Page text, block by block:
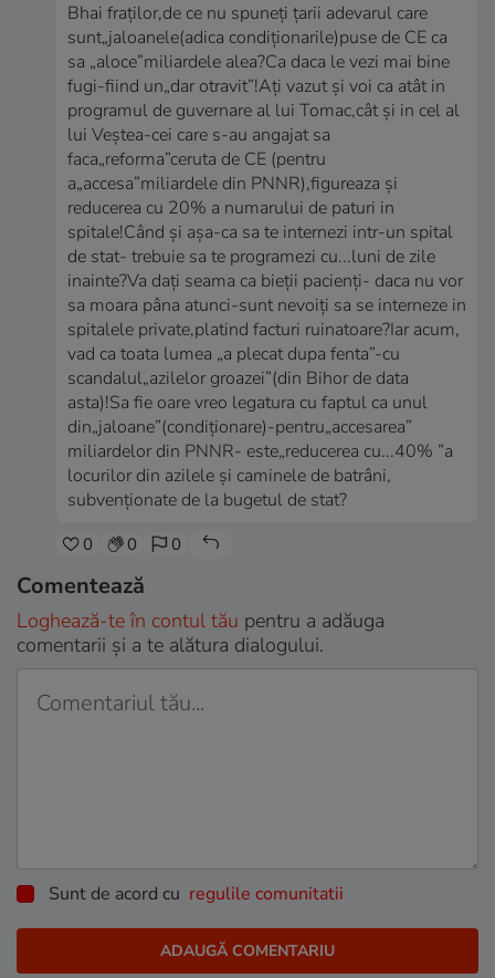
Bhai fraților,de ce nu spuneți țarii adevarul care
sunt„jaloanele(adica condiționarile)puse de CE ca
sa „aloce”miliardele alea?Ca daca le vezi mai bine
fugi-fiind un„dar otravit”!Ați vazut și voi ca atât in
programul de guvernare al lui Tomac,cât și in cel al
lui Veștea-cei care s-au angajat sa
faca„reforma”ceruta de CE (pentru
a„accesa”miliardele din PNNR),figureaza și
reducerea cu 20% a numarului de paturi in
spitale!Când și așa-ca sa te internezi intr-un spital
de stat- trebuie sa te programezi cu...luni de zile
inainte?Va dați seama ca bieții pacienți- daca nu vor
sa moara pâna atunci-sunt nevoiți sa se interneze in
spitalele private,platind facturi ruinatoare?Iar acum,
vad ca toata lumea „a plecat dupa fenta”-cu
scandalul„azilelor groazei”(din Bihor de data
asta)!Sa fie oare vreo legatura cu faptul ca unul
din„jaloane”(condiționare)-pentru„accesarea”
miliardelor din PNNR- este„reducerea cu...40% ”a
locurilor din azilele și caminele de batrâni,
subvenționate de la bugetul de stat?
0 0 0
Comentează
Loghează-te în contul tău pentru a adăuga
comentarii și a te alătura dialogului.
Sunt de acord cu regulile comunitatii